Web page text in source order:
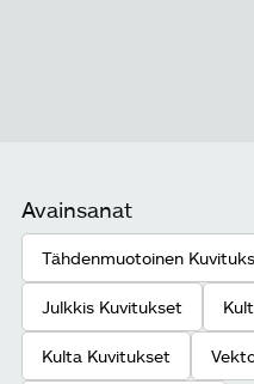
Avainsanat
Tähdenmuotoinen
Julkkis Kuvitukset
Kulta Kuvitukset